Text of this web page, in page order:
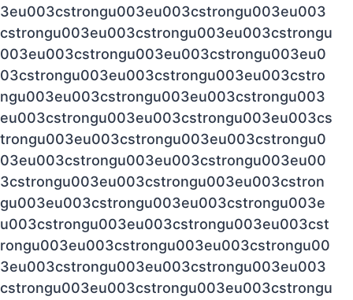
3eu003cstrongu003eu003cstrongu003eu003
cstrongu003eu003cstrongu003eu003cstrongu
003eu003cstrongu003eu003cstrongu003eu0
03cstrongu003eu003cstrongu003eu003cstro
ngu003eu003cstrongu003eu003cstrongu003
eu003cstrongu003eu003cstrongu003eu003cs
trongu003eu003cstrongu003eu003cstrongu0
03eu003cstrongu003eu003cstrongu003eu00
3cstrongu003eu003cstrongu003eu003cstron
gu003eu003cstrongu003eu003cstrongu003e
u003cstrongu003eu003cstrongu003eu003cst
rongu003eu003cstrongu003eu003cstrongu00
3eu003cstrongu003eu003cstrongu003eu003
cstrongu003eu003cstrongu003eu003cstrongu